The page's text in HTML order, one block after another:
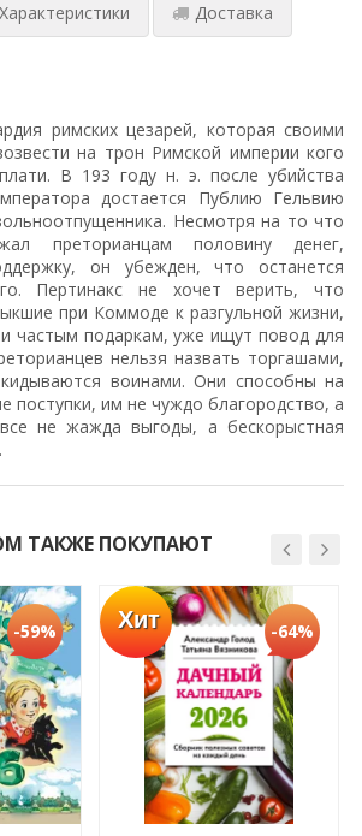
Характеристики Доставка
римских цезарей, которая своими
на трон Римской империи кого
В 193 году н. э. после убийства
достается Публию Гельвию
Несмотря на то что
преторианцам половину денег,
он убежден, что останется
Пертинакс не хочет верить, что
при Коммоде к разгульной жизни,
частым подаркам, уже ищут повод для
нельзя назвать торгашами,
воинами. Они способны на
поступки, им не чуждо благородство, а
не жажда выгоды, а бескорыстная
ТАКЖЕ ПОКУПАЮТ
-59% Хит -64%